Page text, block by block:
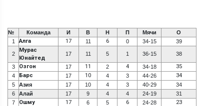
№ Команда И В Н П Мячи
О
1
Алга 17 11 6 0 34-15 39
2
Мурас
Юнайтед
17 11 5 1 36-15 38
3 Озгон 17 11 2 4 34-18 35
4 Барс 17 10 4 3 44-26 34
5 Азия 17 10 4 3 40-29
34
6
Алай 17 9 4 4 24-19
31
7
Ошму 17 6 5 6 24-28 23